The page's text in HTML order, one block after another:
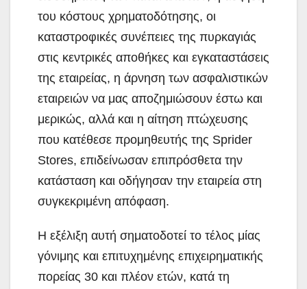
του κόστους χρηματοδότησης, οι
καταστροφικές συνέπειες της πυρκαγιάς
στις κεντρικές αποθήκες και εγκαταστάσεις
της εταιρείας, η άρνηση των ασφαλιστικών
εταιρειών να μας αποζημιώσουν έστω και
μερικώς, αλλά και η αίτηση πτώχευσης
που κατέθεσε προμηθευτής της Sprider
Stores, επιδείνωσαν επιπρόσθετα την
κατάσταση και οδήγησαν την εταιρεία στη
συγκεκριμένη απόφαση.
Η εξέλιξη αυτή σηματοδοτεί το τέλος μίας
γόνιμης και επιτυχημένης επιχειρηματικής
πορείας 30 και πλέον ετών, κατά τη